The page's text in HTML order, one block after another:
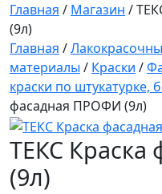
Главная / Магазин /
(9л)
Главная /
материалы / Краски /
краски по штукатурке,
фасадная ПРОФИ (9л)
ТЕКС
(9л)